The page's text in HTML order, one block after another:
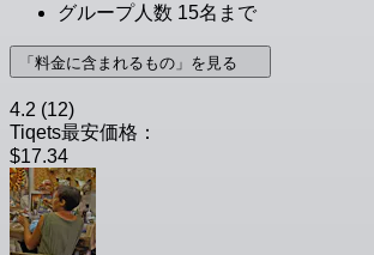
グループ人数 15名まで
「料金に含まれるもの」を見る
4.2 (12)
Tiqets最安価格：
$17.34